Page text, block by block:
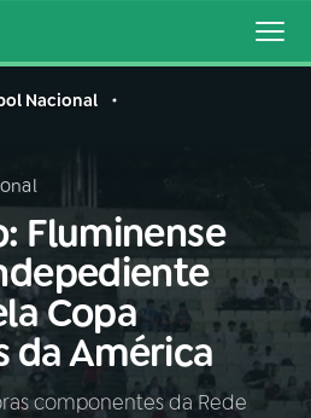
AO VIVO
Nacional
Fluminense
Copa
da América
componentes da Rede